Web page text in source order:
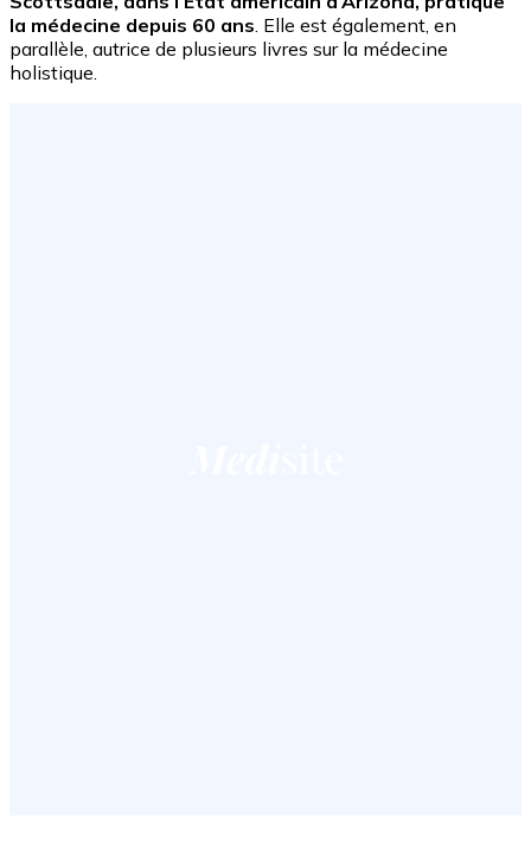
la médecine depuis 60 ans. Elle est également, en
parallèle, autrice de plusieurs livres sur la médecine
holistique.